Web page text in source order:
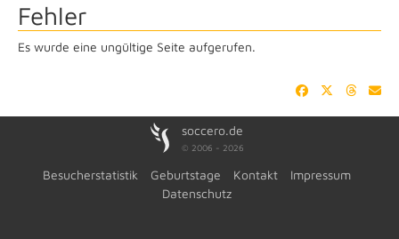
Fehler
Es wurde eine ungültige Seite aufgerufen.
soccero.de
© 2006 - 2026
Besucherstatistik Geburtstage Kontakt
Impressum
Datenschutz